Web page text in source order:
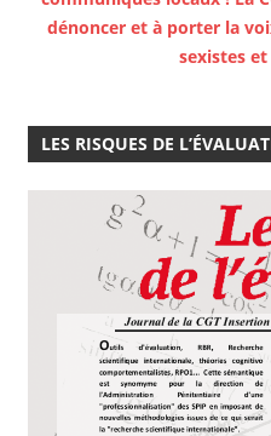
dénoncer et à porter la
sexistes
LES RISQUES DE